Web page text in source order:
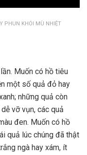
PHUN KHÓI MÙ NHIỆT
Muốn có hồ tiêu
một số quả đỏ hay
những quả còn
vỡ vụn, các quả
đen. Muốn có hồ
quả lúc chúng đã thật
ngà hay xám, ít